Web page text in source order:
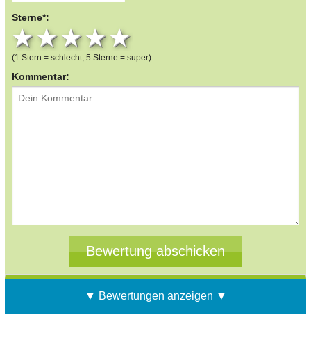
Sterne*:
4 stars
3 stars
2 stars
1 star
(1 Stern = schlecht, 5 Sterne = super)
Kommentar:
▼ Bewertungen anzeigen ▼